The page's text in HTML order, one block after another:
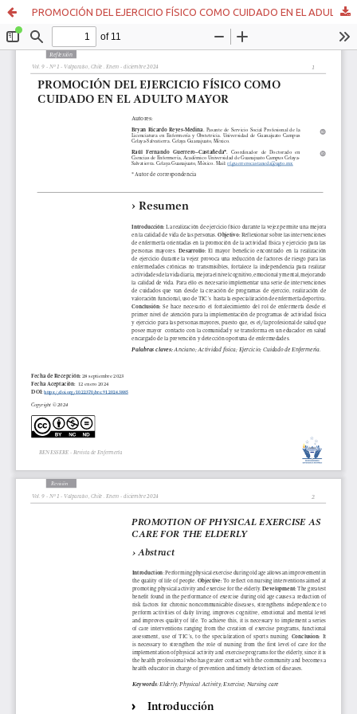
PROMOCIÓN DEL EJERCICIO FÍSICO COMO CUIDADO EN EL ADULTO MAYOR